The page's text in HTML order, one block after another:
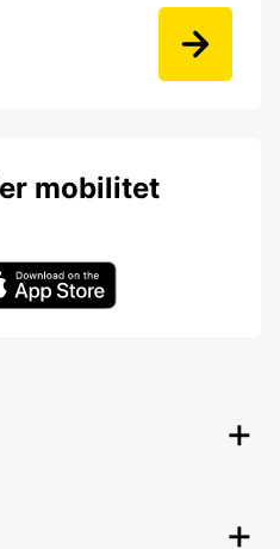
mobilitet